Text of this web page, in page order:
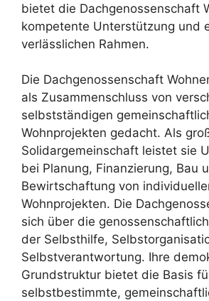
bietet die Dachgenossenschaft
kompetente Unterstützung und
verlässlichen Rahmen.
Die Dachgenossenschaft
als Zusammenschluss von
selbstständigen
Wohnprojekten gedacht. Als
Solidargemeinschaft leistet sie
bei Planung, Finanzierung, Bau
Bewirtschaftung von
Wohnprojekten. Die
sich über die
der Selbsthilfe,
Selbstverantwortung. Ihre
Grundstruktur bietet die Basis
selbstbestimmte,